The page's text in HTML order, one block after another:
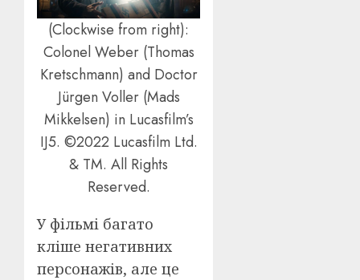
(Clockwise from right):
Colonel Weber (Thomas
Kretschmann) and Doctor
Jürgen Voller (Mads
Mikkelsen) in Lucasfilm’s
IJ5. ©2022 Lucasfilm Ltd.
& TM. All Rights
Reserved.
У фільмі багато
кліше негативних
персонажів, але це